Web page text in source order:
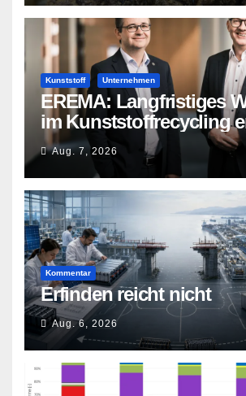
Kunststoff Unternehmen
EREMA: Langfristiges
im Kunststoffrecycling
Aug. 7, 2026
Kommentar
Erfinden reicht nicht
Aug. 6, 2026